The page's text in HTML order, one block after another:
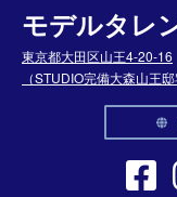
モデルタレ
東京都大田区山王4-20-16
（STUDIO完備大森山王邸